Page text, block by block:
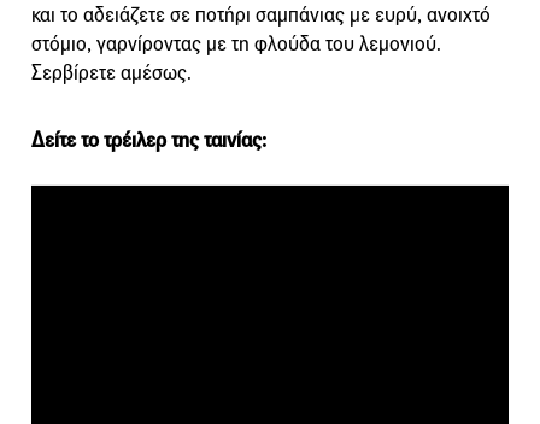
και το αδειάζετε σε ποτήρι σαμπάνιας με ευρύ, ανοιχτό
στόμιο, γαρνίροντας με τη φλούδα του λεμονιού.
Σερβίρετε αμέσως.
Δείτε το τρέιλερ της ταινίας: